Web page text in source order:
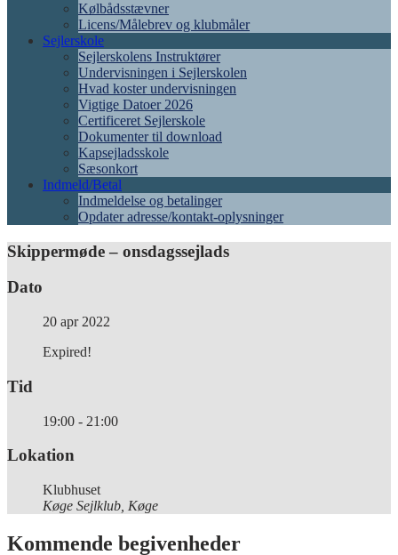
Kølbådsstævner
Licens/Målebrev og klubmåler
Sejlerskole
Sejlerskolens Instruktører
Undervisningen i Sejlerskolen
Hvad koster undervisningen
Vigtige Datoer 2026
Certificeret Sejlerskole
Dokumenter til download
Kapsejladsskole
Sæsonkort
Indmeld/Betal
Indmeldelse og betalinger
Opdater adresse/kontakt-oplysninger
Skippermøde – onsdagssejlads
Dato
20 apr 2022
Expired!
Tid
19:00 - 21:00
Lokation
Klubhuset
Køge Sejlklub, Køge
Kommende begivenheder